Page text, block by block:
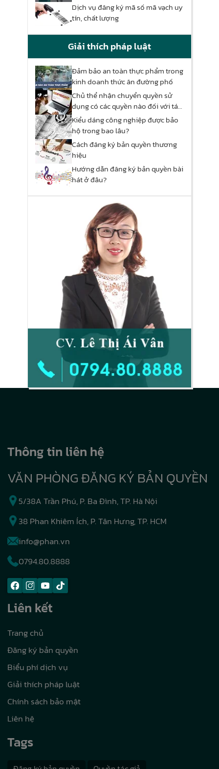
Dịch vụ đăng ký mã số mã vạch uy
tín, chất lượng
Giải thích pháp luật
Đảm bảo an toàn thực phẩm trong
kinh doanh thức ăn đường phố
Chủ thể nhận chuyển quyền sử
dụng có các quyền nào đối với tác
phẩm đó?
Kiểu dáng công nghiệp được bảo
hộ trong bao lâu?
Cách đăng ký bản quyền thương
hiệu
Hướng dẫn đăng ký bản quyền bài
hát ở đâu?
Thông tin liên hệ
VĂN PHÒNG ĐĂNG KÝ BẢN QUYỀN
5/38A Trần Phú, P. Ba Đình, TP. Hà Nội
38 Phan Khiêm Ích, P. Tân Hưng, TP. HCM
info@phan.vn
0794.80.8888
Liên kết
Trang chủ
Đăng ký bản quyền
Biểu phí dịch vụ
Giải thích pháp luật
Chính sách bảo mật
Liên hệ
Tags